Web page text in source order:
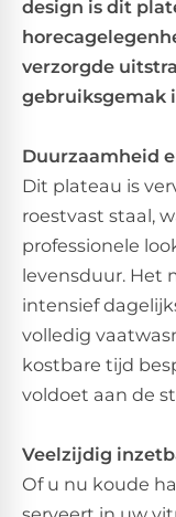
design is dit
verzorgde
gebruiksgemak
Duurzaamheid
Dit plateau is
roestvast staal,
professionele
levensduur. Het
intensief
volledig
kostbare tijd
voldoet aan de
Veelzijdig
Of u nu koude